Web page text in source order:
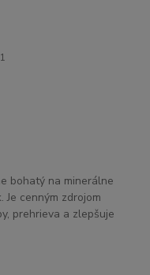
na nechtoch
bohatý na minerálne
Je cenným zdrojom
prehrieva a zlepšuje